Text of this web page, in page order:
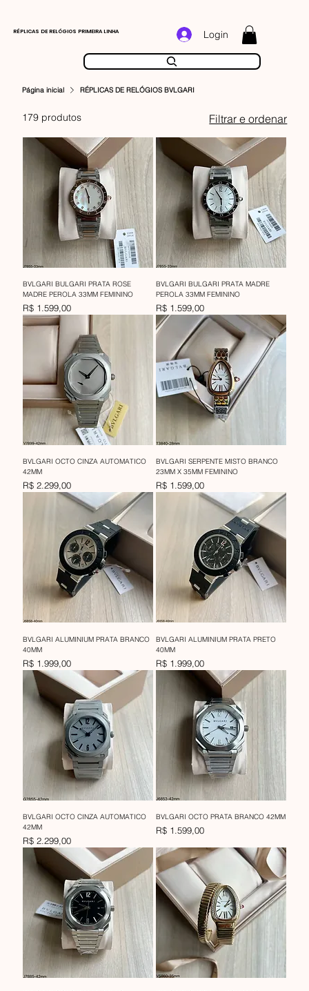
RÉPLICAS DE RELÓGIOS PRIMEIRA LINHA Login
Página inicial RÉPLICAS DE RELÓGIOS BVLGARI
179 produtos Filtrar e ordenar
BVLGARI BULGARI PRATA ROSE
MADRE PEROLA 33MM FEMININO
Preço
R$ 1.599,00
BVLGARI BULGARI PRATA MADRE
PEROLA 33MM FEMININO
Preço
R$ 1.599,00
BVLGARI OCTO CINZA AUTOMATICO
42MM
Preço
R$ 2.299,00
BVLGARI SERPENTE MISTO BRANCO
23MM X 35MM FEMININO
Preço
R$ 1.599,00
BVLGARI ALUMINIUM PRATA BRANCO
40MM
Preço
R$ 1.999,00
BVLGARI ALUMINIUM PRATA PRETO
40MM
Preço
R$ 1.999,00
BVLGARI OCTO CINZA AUTOMATICO
42MM
Preço
R$ 2.299,00
BVLGARI OCTO PRATA BRANCO 42MM
Preço
R$ 1.599,00